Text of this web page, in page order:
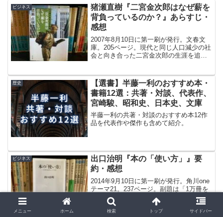
ビジネス
猪瀬直樹『二宮金次郎はなぜ薪を
背負っているのか？』あらすじ・
感想
2007年8月10日に第一刷が発行。文春文
庫。205ページ。現代と同じ人口減少の社
会と向き合った二宮金次郎の生涯を追い
成長戦略」。解説は文化人類学者の船曳
建夫。
歴史
【選書】半藤一利のおすすめ本・
書籍12選：共著・対談、代表作、
宮崎駿、昭和史、日本史、文庫
半藤一利の共著・対談のおすすめ本12作
品を代表作や傑作も含めて紹介。
ビジネス
出口治明『本の「使い方」』要
約・感想
2014年9月10日に第一刷が発行。角川one
テーマ21。237ページ。副題は「1万冊を
血肉にした方法」。実業家であり読書家
としても有名な出口治明が、本の使い方
を解説した作品。自らの経験談も豊富に
メニュー ホーム 検索 トップ サイドバー